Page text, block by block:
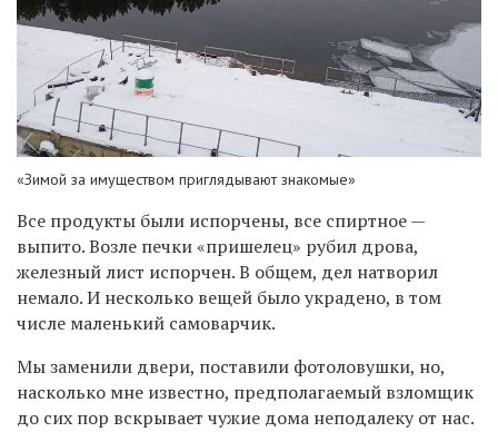
«Зимой за имуществом приглядывают знакомые»
Все продукты были испорчены, все спиртное —
выпито. Возле печки «пришелец» рубил дрова,
железный лист испорчен. В общем, дел натворил
немало. И несколько вещей было украдено, в том
числе маленький самоварчик.
Мы заменили двери, поставили фотоловушки, но,
насколько мне известно, предполагаемый взломщик
до сих пор вскрывает чужие дома неподалеку от нас.